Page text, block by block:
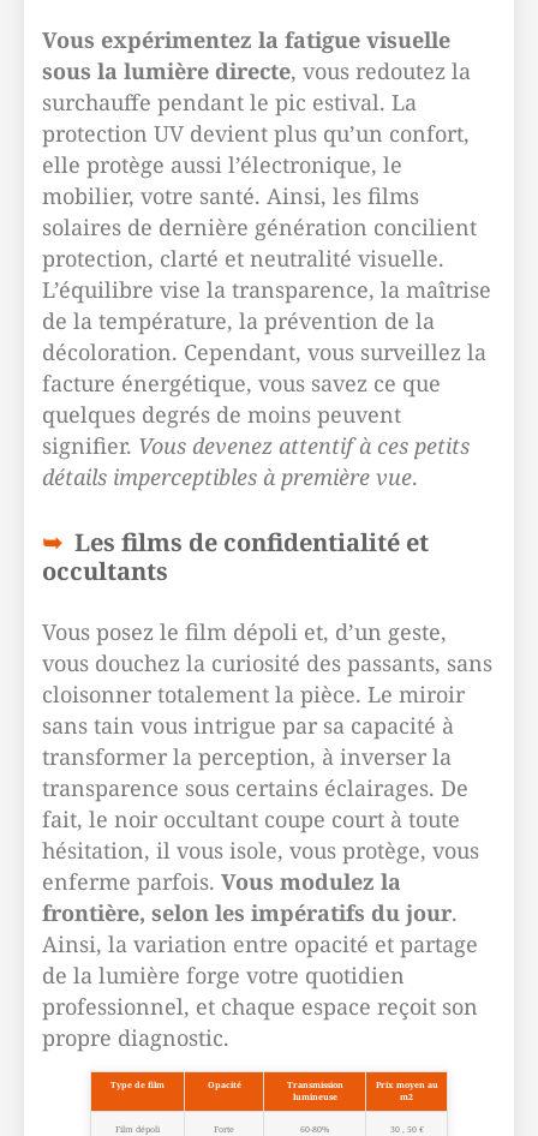
Vous expérimentez la fatigue visuelle
sous la lumière directe, vous redoutez la
surchauffe pendant le pic estival. La
protection UV devient plus qu’un confort,
elle protège aussi l’électronique, le
mobilier, votre santé. Ainsi, les films
solaires de dernière génération concilient
protection, clarté et neutralité visuelle.
L’équilibre vise la transparence, la maîtrise
de la température, la prévention de la
décoloration. Cependant, vous surveillez la
facture énergétique, vous savez ce que
quelques degrés de moins peuvent
signifier. Vous devenez attentif à ces petits
détails imperceptibles à première vue.
Les films de confidentialité et
occultants
Vous posez le film dépoli et, d’un geste,
vous douchez la curiosité des passants, sans
cloisonner totalement la pièce. Le miroir
sans tain vous intrigue par sa capacité à
transformer la perception, à inverser la
transparence sous certains éclairages. De
fait, le noir occultant coupe court à toute
hésitation, il vous isole, vous protège, vous
enferme parfois. Vous modulez la
frontière, selon les impératifs du jour.
Ainsi, la variation entre opacité et partage
de la lumière forge votre quotidien
professionnel, et chaque espace reçoit son
propre diagnostic.
Type de film Opacité
Transmission
lumineuse
Prix moyen au
m2
Film dépoli Forte 60-80% 30 , 50 €